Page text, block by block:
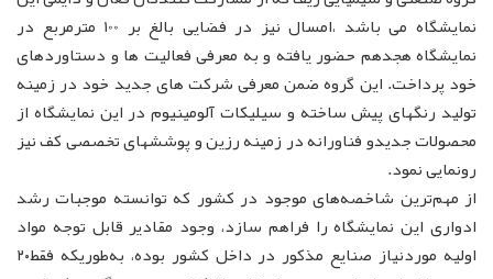
نمایشگاه می باشد ،امسال نیز در فضایی بالغ بر 100 مترمربع در
نمایشگاه هجدهم حضور یافته و به معرفی فعالیت ها و دستاوردهای
خود پرداخت. این گروه ضمن معرفی شرکت های جدید خود در زمینه
تولید رنگهای پیش ساخته و سیلیکات آلومینیوم در این نمایشگاه از
محصولات جدیدو فناورانه در زمینه رزین و پوششهای تخصصی کف نیز
رونمایی نمود.
از مهم‌ترین شاخصه‌های موجود در کشور که توانسته موجبات رشد
ادواری این نمایشگاه را فراهم سازد، وجود مقادیر قابل توجه مواد
اولیه موردنیاز صنایع مذکور در داخل کشور بوده، به‌طوریکه فقط۲۰